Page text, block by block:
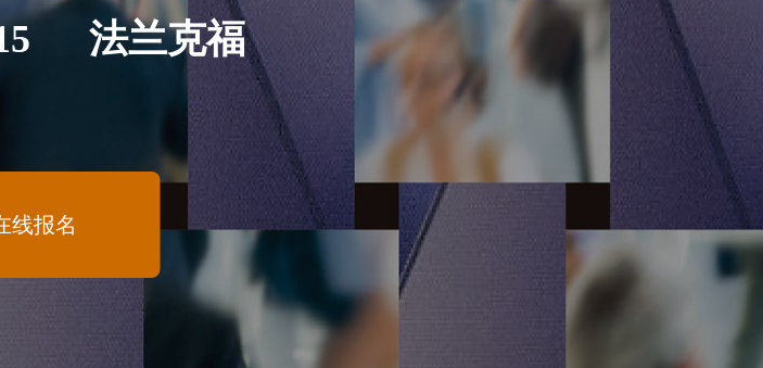
15 法兰克福
线报名